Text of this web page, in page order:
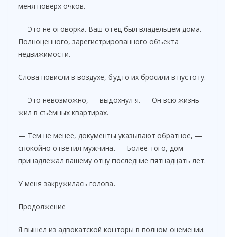
меня поверх очков.
— Это не оговорка. Ваш отец был владельцем дома.
Полноценного, зарегистрированного объекта
недвижимости.
Слова повисли в воздухе, будто их бросили в пустоту.
— Это невозможно, — выдохнул я. — Он всю жизнь
жил в съёмных квартирах.
— Тем не менее, документы указывают обратное, —
спокойно ответил мужчина. — Более того, дом
принадлежал вашему отцу последние пятнадцать лет.
У меня закружилась голова.
Продолжение
Я вышел из адвокатской конторы в полном онемении.